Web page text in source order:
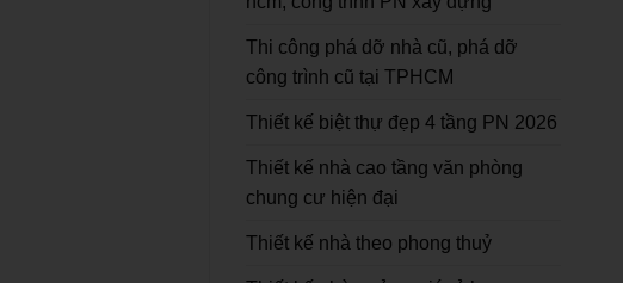
Thi công phá dỡ nhà cũ, phá dỡ
công trình cũ tại TPHCM
Thiết kế biệt thự đẹp 4 tầng PN 2026
Thiết kế nhà cao tầng văn phòng
chung cư hiện đại
Thiết kế nhà theo phong thuỷ